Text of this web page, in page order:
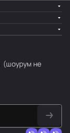
(шоурум не